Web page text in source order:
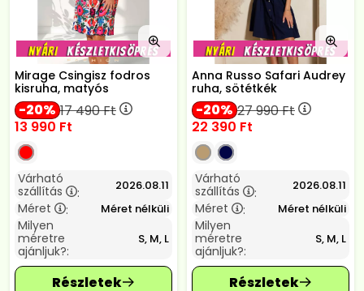
Mirage Csingisz fodros
kisruha, matyós
20 17 490Ft
13 990 Ft
Várható
szállítás
: 2026.08.11
Méret : Méret nélküli
Milyen
méretre
ajánljuk?:
S, M, L
Anna Russo Safari Audrey
ruha, sötétkék
20 27 990Ft
22 390 Ft
Várható
szállítás
: 2026.08.11
Méret : Méret nélküli
Milyen
méretre
ajánljuk?:
S, M, L